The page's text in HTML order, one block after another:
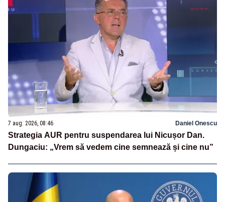
7 aug. 2026, 08:46 Daniel Onescu
Strategia AUR pentru suspendarea lui Nicușor Dan.
Dungaciu: „Vrem să vedem cine semnează și cine nu”